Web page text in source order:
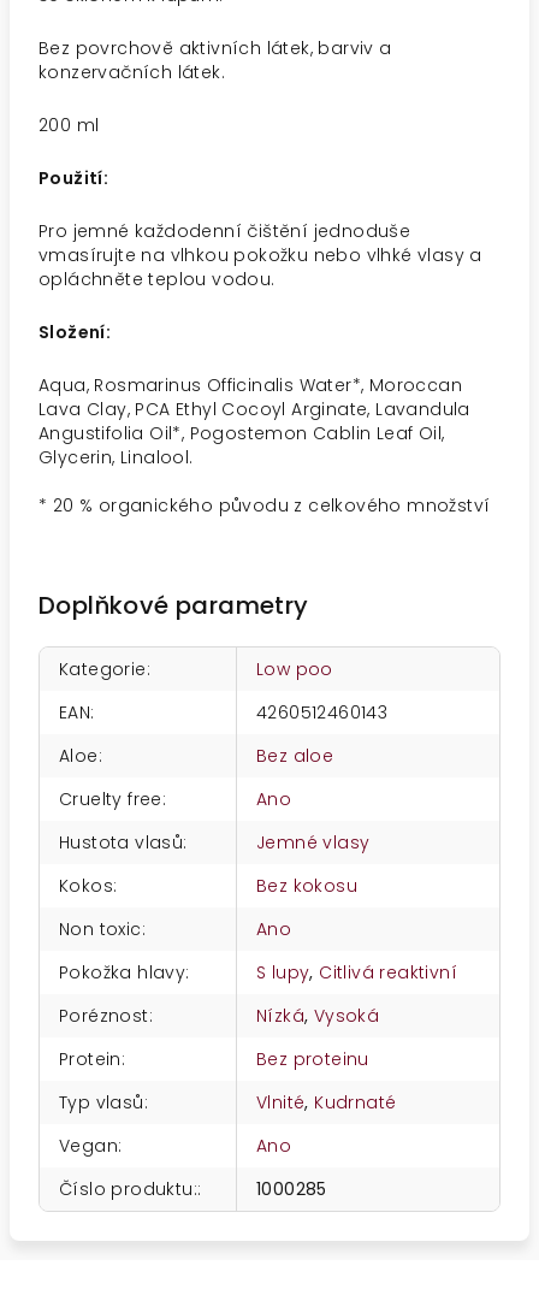
Bez povrchově aktivních látek, barviv a
konzervačních látek.
200 ml
Použití:
Pro jemné každodenní čištění jednoduše
vmasírujte na vlhkou pokožku nebo vlhké vlasy a
opláchněte teplou vodou.
Složení:
Aqua, Rosmarinus Officinalis Water*, Moroccan
Lava Clay, PCA Ethyl Cocoyl Arginate, Lavandula
Angustifolia Oil*, Pogostemon Cablin Leaf Oil,
Glycerin, Linalool.
* 20 % organického původu z celkového množství
Doplňkové parametry
Kategorie:
Low poo
EAN:
4260512460143
Aloe:
Bez aloe
Cruelty free:
Ano
Hustota vlasů:
Jemné vlasy
Kokos:
Bez kokosu
Non toxic:
Ano
Pokožka hlavy: S lupy, Citlivá reaktivní
Poréznost: Nízká, Vysoká
Protein:
Bez proteinu
Typ vlasů: Vlnité, Kudrnaté
Vegan:
Ano
Číslo produktu:: 1000285